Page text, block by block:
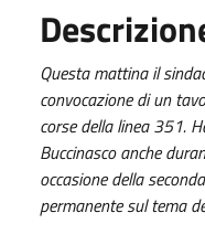
Questa mattina il
convocazione di un
corse della linea 351.
Buccinasco anche
occasione della
permanente sul tema